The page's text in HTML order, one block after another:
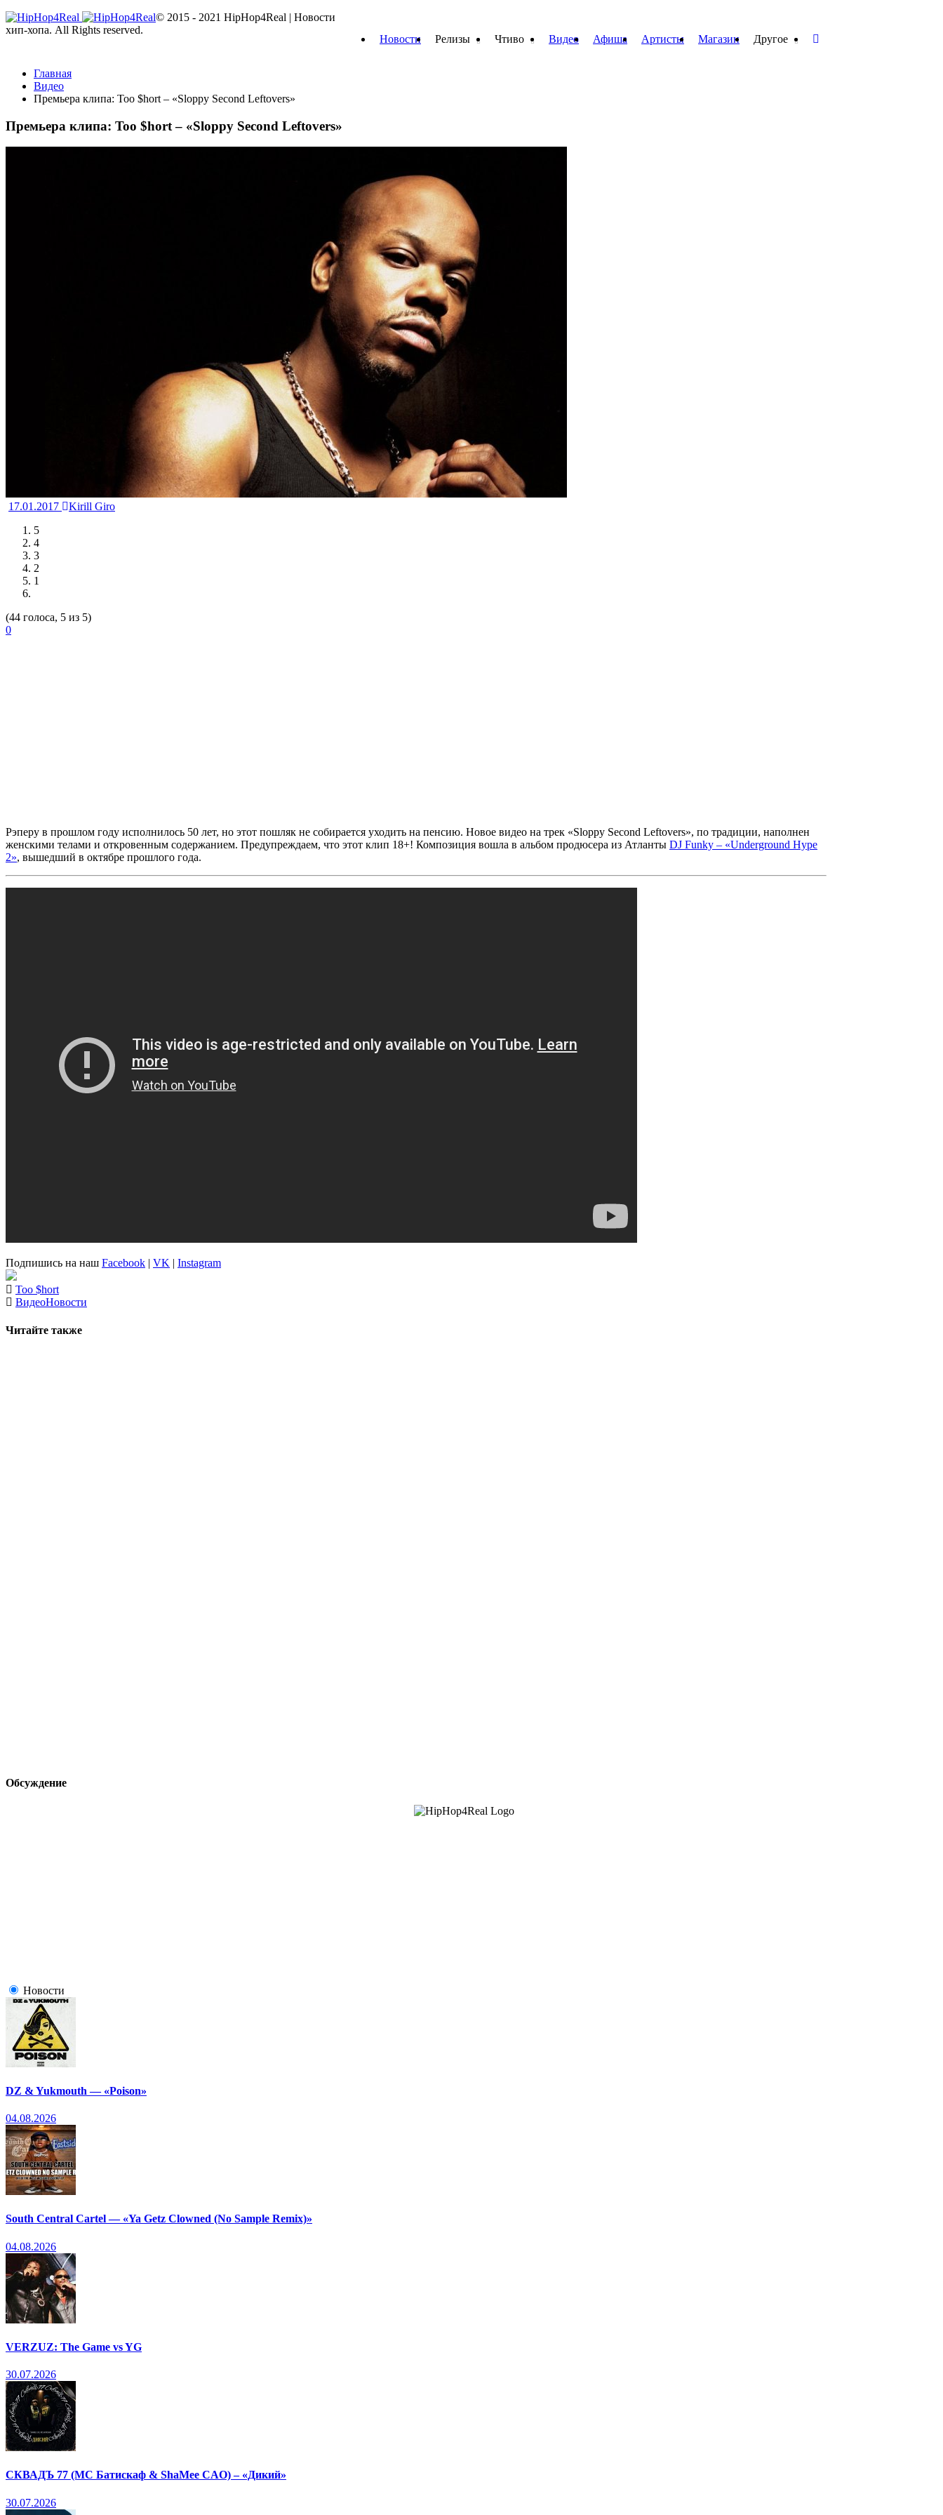
Новости Релизы Чтиво Видео Афиша Артисты Магазин Другое
Главная
Видео
Премьера клипа: Too $hort – «Sloppy Second Leftovers»
Премьера клипа: Too $hort – «Sloppy Second Leftovers»
17.01.2017
Kirill Giro
5
4
3
2
1
(44 голоса, 5 из 5)
0
Рэперу в прошлом году исполнилось 50 лет, но этот пошляк не собирается уходить на пенсию. Новое видео на трек «Sloppy Second Leftovers», по традиции, наполнен
женскими телами и откровенным содержанием. Предупреждаем, что этот клип 18+! Композиция вошла в альбом продюсера из Атланты DJ Funky – «Underground Hype
2», вышедший в октябре прошлого года.
Подпишись на наш Facebook | VK | Instagram
Too $hort
ВидеоНовости
Читайте также
Обсуждение
Новости
DZ & Yukmouth — «Poison»
04.08.2026
South Central Cartel — «Ya Getz Clowned (No Sample Remix)»
04.08.2026
VERZUZ: The Game vs YG
30.07.2026
СКВАДЪ 77 (МС Батискаф & ShaMee CAO) – «Дикий»
30.07.2026
© 2015 - 2021 HipHop4Real | Новости
хип-хопа. All Rights reserved.